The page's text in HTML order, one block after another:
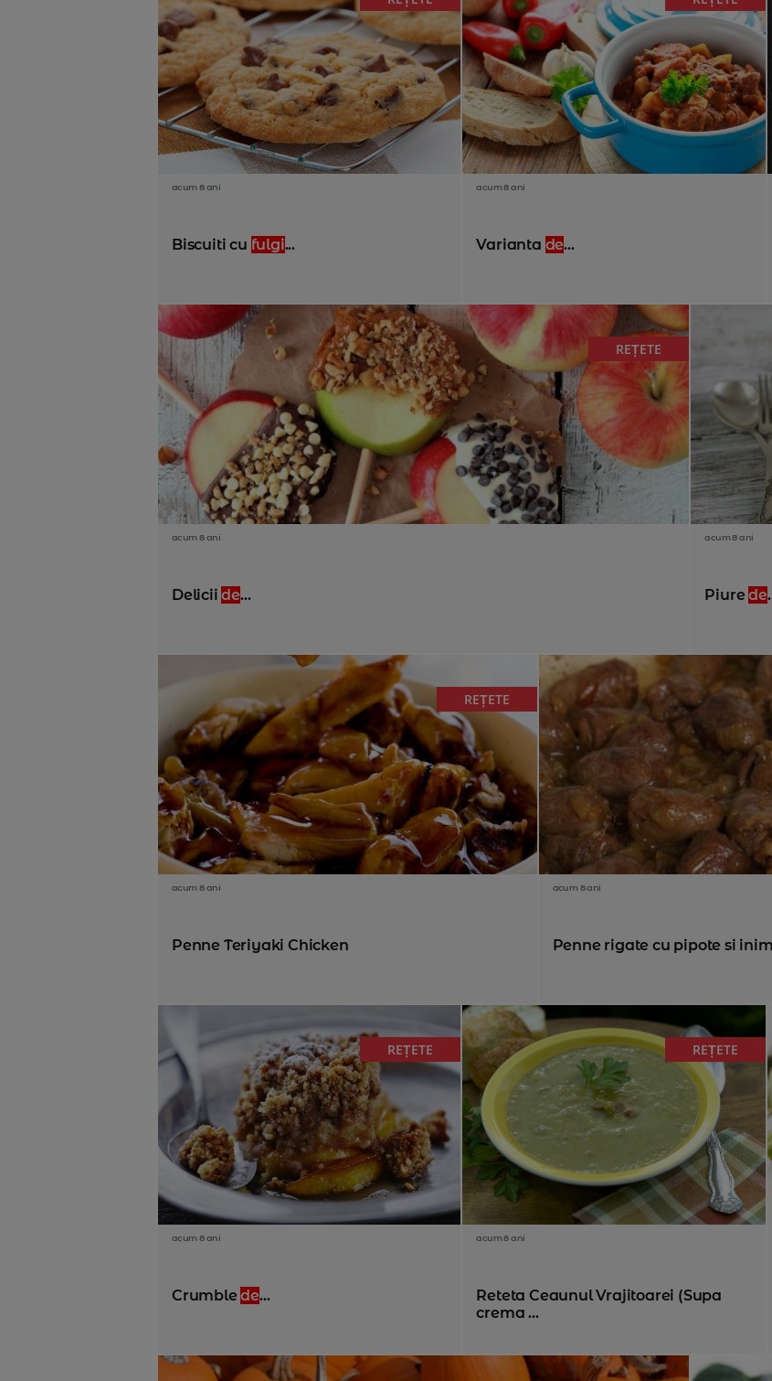
acum 8 ani
Biscuiti cu fulgi...
acum 8 ani
Varianta de...
REȚETE
acum 8 ani
Deliciide...
acum 8 ani
Piurede
REȚETE
acum 8 ani
Penne Teriyaki Chicken
acum 8 ani
Penne rigate cu pipote si
REȚETE
acum 8 ani
Crumblede...
REȚETE
acum 8 ani
Reteta Ceaunul Vrajitoarei (Supa
crema ...